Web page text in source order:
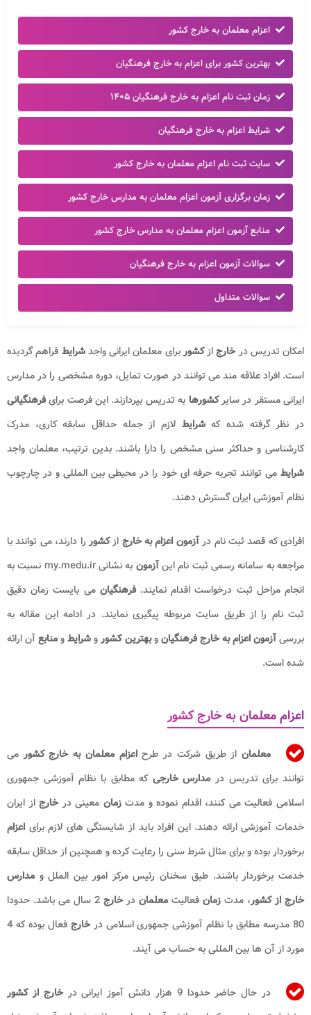
اعزام معلمان به خارج کشور
بهترین کشور برای اعزام به خارج فرهنگیان
زمان ثبت نام اعزام به خارج فرهنگیان ۱۴۰۵
شرایط اعزام به خارج فرهنگیان
سایت ثبت نام اعزام معلمان به خارج کشور
زمان برگزاری آزمون اعزام معلمان به مدارس خارج کشور
منابع آزمون اعزام معلمان به مدارس خارج کشور
سوالات آزمون اعزام به خارج فرهنگیان
سوالات متداول
امکان تدریس درخارجازکشوربرای معلمان ایرانی واجدشرایط فراهم گردیده
است. افراد علاقه‌ مند می‌ توانند در صورت تمایل، دوره مشخصی را در مدارس
ایرانی مستقر در سایرکشورها به تدریس بپردازند. این فرصت برایفرهنگیانی
در نظر گرفته شده کهشرایط لازم از جمله حداقل سابقه کاری، مدرک
کارشناسی و حداکثر سنی مشخص را دارا باشند. بدین ترتیب، معلمان واجد
شرایطمی‌ توانند تجربه حرفه‌ ای خود را در محیطی بین‌ المللی و در چارچوب
نظام آموزشی ایران گسترش دهند.
افرادی که قصد ثبت‌ نام درآزمون اعزام به خارج ازکشوررا دارند، می‌ توانند با
مراجعه به سامانه رسمی ثبت‌ نام اینآزمون
به نشانی my.medu.ir نسبت به
انجام مراحل ثبت‌ درخواست اقدام نمایند.فرهنگیانمی بایست زمان دقیق
ثبت‌ نام را از طریق سایت مربوطه پیگیری نمایند. در ادامه این مقاله به
بررسیآزمون اعزام به خارج فرهنگیانوبهترین کشوروشرایطومنابعآن ارائه
شده است.
اعزام معلمان به خارج کشور
معلمان از طریق شرکت در طرحاعزام معلمان به خارج کشورمی
توانند برای تدریس در مدارس خارجیکه مطابق با نظام آموزشی جمهوری
اسلامی فعالیت می کنند، اقدام نموده و مدتزمان معینی در خارجاز ایران
خدمات آموزشی ارائه دهند. این افراد باید از شایستگی های لازم برای اعزام
برخوردار بوده و برای مثال شرط سنی را رعایت کرده و همچنین از حداقل سابقه
خدمت برخوردار باشند. طبق سخنان رئیس مرکز امور بین‌ الملل و مدارس
خارج از کشور، مدت زمان فعالیت معلمان درخارج
2 سال می باشد. حدودا
80 مدرسه مطابق با نظام آموزشی جمهوری اسلامی در
خارج
فعال بوده که 4
مورد از آن ها بین المللی به حساب می آیند.
در حال حاضر حدودا 9 هزار دانش آموز ایرانی در
خارج از کشور